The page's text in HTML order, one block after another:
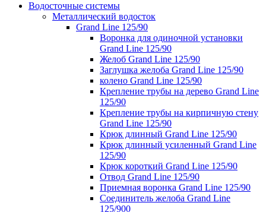
Водосточные системы
Металлический водосток
Grand Line 125/90
Воронка для одиночной установки
Grand Line 125/90
Желоб Grand Line 125/90
Заглушка желоба Grand Line 125/90
колено Grand Line 125/90
Крепление трубы на дерево Grand Line
125/90
Крепление трубы на кирпичную стену
Grand Line 125/90
Крюк длинный Grand Line 125/90
Крюк длинный усиленный Grand Line
125/90
Крюк короткий Grand Line 125/90
Отвод Grand Line 125/90
Приемная воронка Grand Line 125/90
Соединитель желоба Grand Line
125/900